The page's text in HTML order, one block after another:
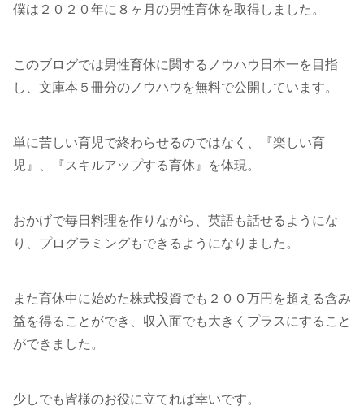
僕は２０２０年に８ヶ月の男性育休を取得しました。
このブログでは男性育休に関するノウハウ日本一を目指
し、文庫本５冊分のノウハウを無料で公開しています。
単に苦しい育児で終わらせるのではなく、『楽しい育
児』、『スキルアップする育休』を体現。
おかげで毎日料理を作りながら、英語も話せるようにな
り、プログラミングもできるようになりました。
また育休中に始めた株式投資でも２００万円を超える含み
益を得ることができ、収入面でも大きくプラスにすること
ができました。
少しでも皆様のお役に立てれば幸いです。